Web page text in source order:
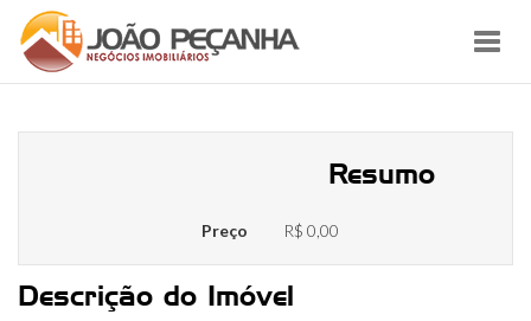
Resumo
Preço R$ 0,00
Descrição do Imóvel